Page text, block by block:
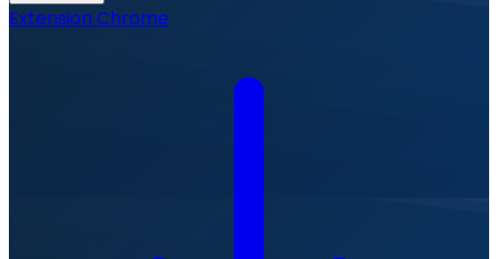
Extension Chrome